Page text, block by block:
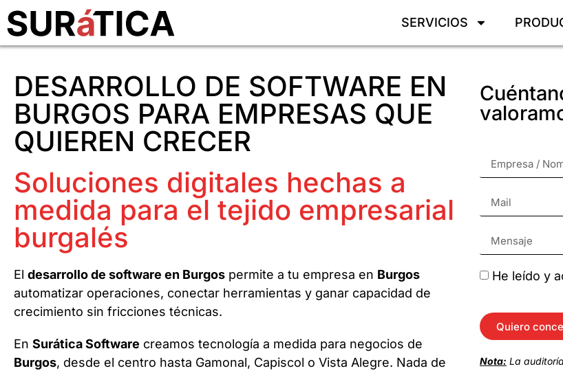
SERVICIOS
DESARROLLO DE SOFTWARE EN
BURGOS PARA EMPRESAS QUE
QUIEREN CRECER
Soluciones digitales hechas a
medida para el tejido empresarial
burgalés
El desarrollo de software en Burgos permite a tu empresa en Burgos
automatizar operaciones, conectar herramientas y ganar capacidad de
crecimiento sin fricciones técnicas.
En Surática Software creamos tecnología a medida para negocios de
Burgos, desde el centro hasta Gamonal, Capiscol o Vista Alegre. Nada de
He leído y
Quiero
Nota: La